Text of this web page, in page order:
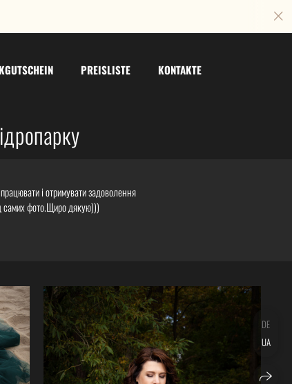
PREISLISTE
KONTAKTE
і отримувати задоволення
самих фото.Щиро дякую)))
DE
UA